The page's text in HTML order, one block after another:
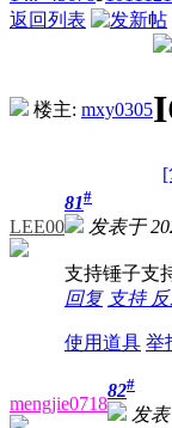
返回列表
楼主: mxy0305
[
LEE00
81#
发表于
支持锤子支
回复 支持
使用道具 举
mengjie0718
82#
发表